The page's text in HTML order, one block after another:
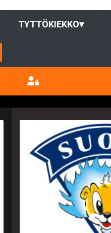
TYTTÖKIEKKO▾